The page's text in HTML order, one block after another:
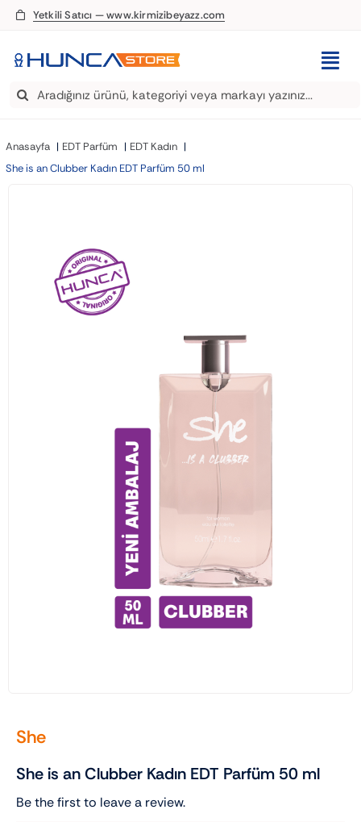
Skip
content
Yetkili Satıcı — www.kirmizibeyazz.com
EDT Parfüm
Deodorant
Saç Kremi
Search
Anasayfa EDT Parfüm
EDT Kadın
She is an Clubber Kadın EDT Parfüm 50 ml
She
She is an Clubber Kadın EDT Parfüm 50 ml
Be the first to leave a review.